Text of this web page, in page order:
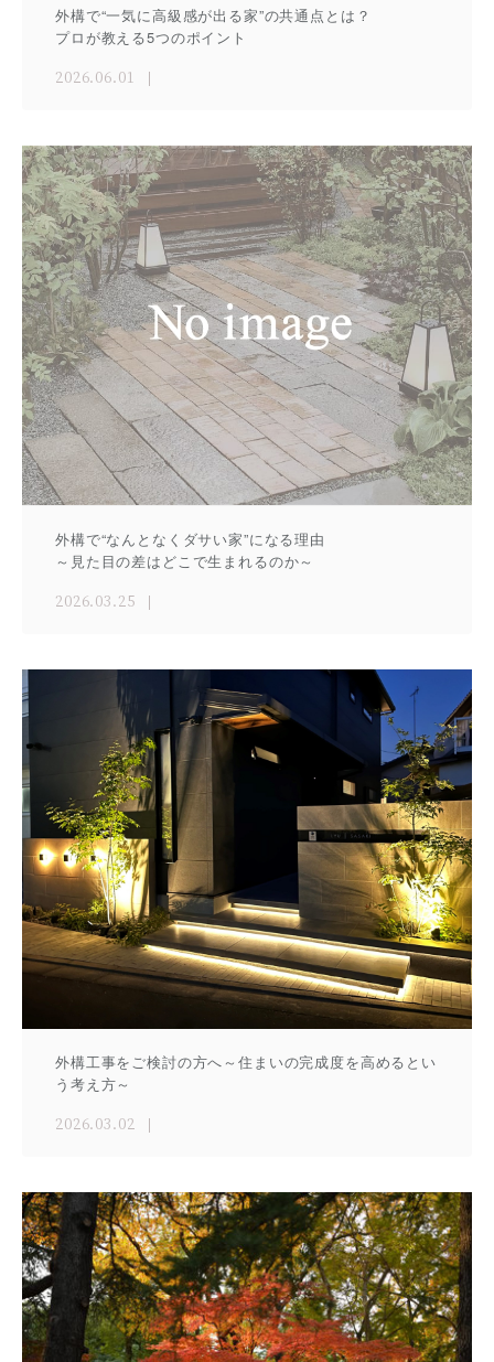
外構で“一気に高級感が出る家”の共通点とは？
プロが教える5つのポイント
2026.06.01
外構で“なんとなくダサい家”になる理由
～見た目の差はどこで生まれるのか～
2026.03.25
外構工事をご検討の方へ～住まいの完成度を高めるとい
う考え方～
2026.03.02